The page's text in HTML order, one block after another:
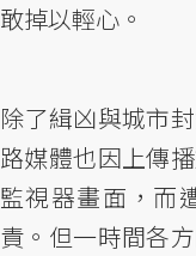
敢掉以輕心。
除了緝凶與城市
路媒體也因上傳
監視器畫面，而
責。但一時間各